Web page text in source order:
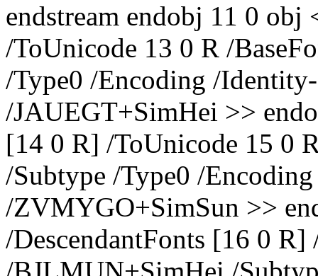
endstream endobj 11 0 obj
/ToUnicode 13 0 R /
/Type0 /Encoding /
/JAUEGT+SimHei >>
[14 0 R] /ToUnicode 15 0
/Subtype /Type0 /
/ZVMYGO+SimSun >>
/DescendantFonts [16 0